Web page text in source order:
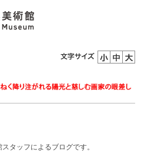
タッフによるブログです。